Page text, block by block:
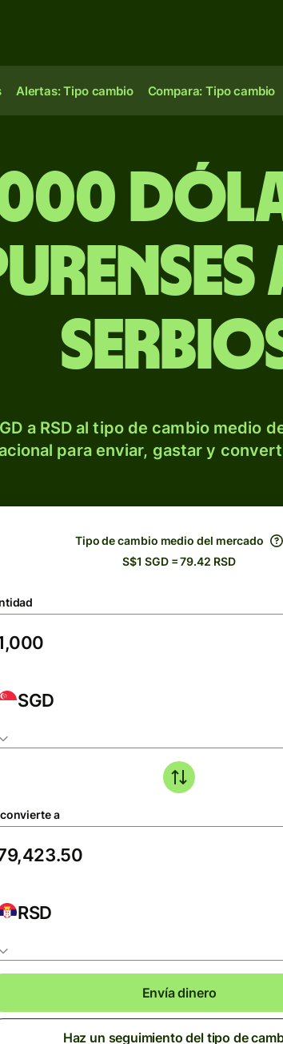
Alertas: Tipo cambio Compara: Tipo cambio
a RSD al tipo de cambio medio
para enviar, gastar y
Tipo de cambio medio del mercado
S$1 SGD = 79.42 RSD
SGD
a
RSD
Envía dinero
Haz un seguimiento del tipo de